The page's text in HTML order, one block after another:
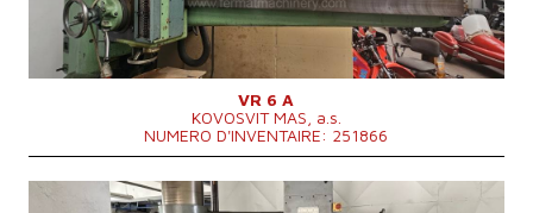
Dimensions hors tout
3240x1300x3900 mm
Poids totale de la machine
5800 kg
Système de contrôle
VR 6 A
KOVOSVIT MAS, a.s.
NUMERO D'INVENTAIRE: 251866
Année de production:
1981